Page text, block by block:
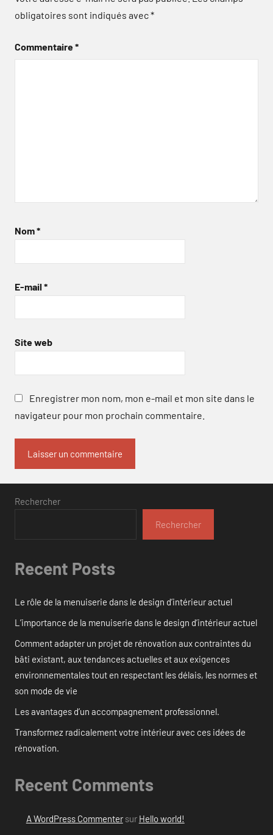
obligatoires sont indiqués avec*
Commentaire*
Nom*
E-mail *
Site web
Enregistrer mon nom, mon e-mail et mon site dans le
navigateur pour mon prochain commentaire.
Rechercher
Rechercher
Recent Posts
Le rôle de la menuiserie dans le design d’intérieur actuel
L’importance de la menuiserie dans le design d’intérieur actuel
Comment adapter un projet de rénovation aux contraintes du
bâti existant, aux tendances actuelles et aux exigences
environnementales tout en respectant les délais, les normes et
son mode de vie
Les avantages d’un accompagnement professionnel.
Transformez radicalement votre intérieur avec ces idées de
rénovation.
Recent Comments
A WordPress Commentersur Hello world!